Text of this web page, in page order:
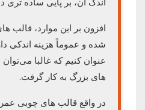
افزون بر این موارد، قالب
شده و عموماً هزینه اندکی
عنوان کنیم که غالبا
های بزرگ به کار گرفت.
در واقع قالب های چوبی